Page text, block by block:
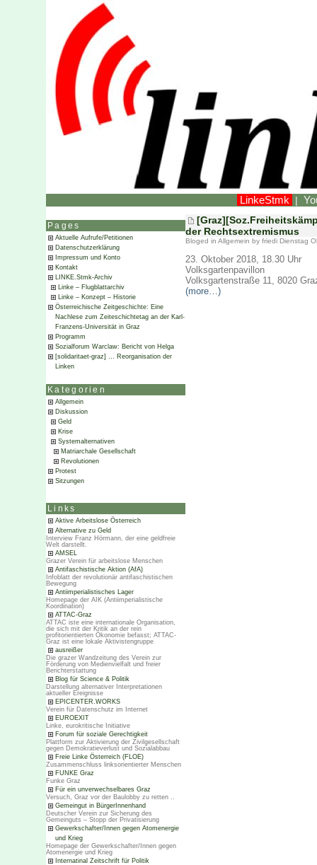
LinkeStmk |
Pages
Aktuelle Aufrufe/Petitionen
Datenschutzerklärung
Impressum und Konto
Kontakt
LINKE.Stmk-Archiv
Linke – Flugblattarchiv
Linke – Konzept – Historie
Österreichische Zeitgeschichte: Eine
Nachlese zum Zeiteschichtetag an der Karl-
Franzens-Universität in Graz
Programm
Sozialforum Warclaw: Bericht von Helga
[solidaritaet-graz] … Reorganisation der
Linken
Kategorien
Allgemein
Diskussion
Geld
Krise
Systemalternativen
Matriarchale Gesellschaft
Revolutionen
Protest
Sitzungen
Links
Aktive Arbeitslose Österreich
Alternative zu Geld
Interview Franz Hörmann, der eine geldfreie
Welt darstellt.
AMSEL
Grazer Verein für arbeitslose Menschen
Antifaschistische Aktion (AfA)
Infoblatt der revolutionär antifaschistischen
Bewegung
Antiimperialistisches Lager
Homepage der AIK (Antiimperialistische
Koordination)
ATTAC-Graz
ATTAC iste eine internationale Organisation,
die sich mit der Kritik an der rein
profitorientierten Ökonomie befasst; ATTAC-
Graz ist eine lokale Aktivistengruppe
ausreißer
Die grazer Wandzeitung des Verein zur
Förderung von Medienvielfalt und freier
Berichterstattung
Blog für Science & Politik
Darstellung alternativer Interpretationen
aktueller Ereignisse
EPICENTER.WORKS
Verein für Datenschutz im Internet
EUROEXIT
Linke, eurokritische Initiative
Forum für soziale Gerechtigkeit
Plattform zur Aktivierung der Zivilgesellschaft
gegen Demokratieverlust und Sozialabbau
Freie Linke Österreich (FLOE)
Zusammenschluss linksorientierter Menschen
FUNKE Graz
Funke Graz
Für ein unverwechselbares Graz
Versuch, Graz vor der Baulobby zu retten ..
Gemeingut in BürgerInnenhand
Deutscher Verein zur Sicherung des
Gemeinguts – Stopp der Privatisierung
Gewerkschafter/Innen gegen Atomenergie
und Krieg
Homepage der Gewerkschafter/Innen gegen
Atomenergie und Krieg
Internatinal Zeitschrift für Politik
der Rechtsextremismus
Bloged in Allgemein by friedi Dienstag
23. Oktober 2018, 18.30 Uhr
Volksgartenpavillon
Volksgartenstraße 11, 8020
(more…)